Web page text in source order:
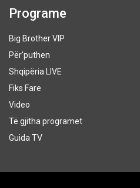
Programe
Big Brother VIP
Për’puthen
Shqipëria LIVE
Fiks Fare
Video
Të gjitha programet
Guida TV